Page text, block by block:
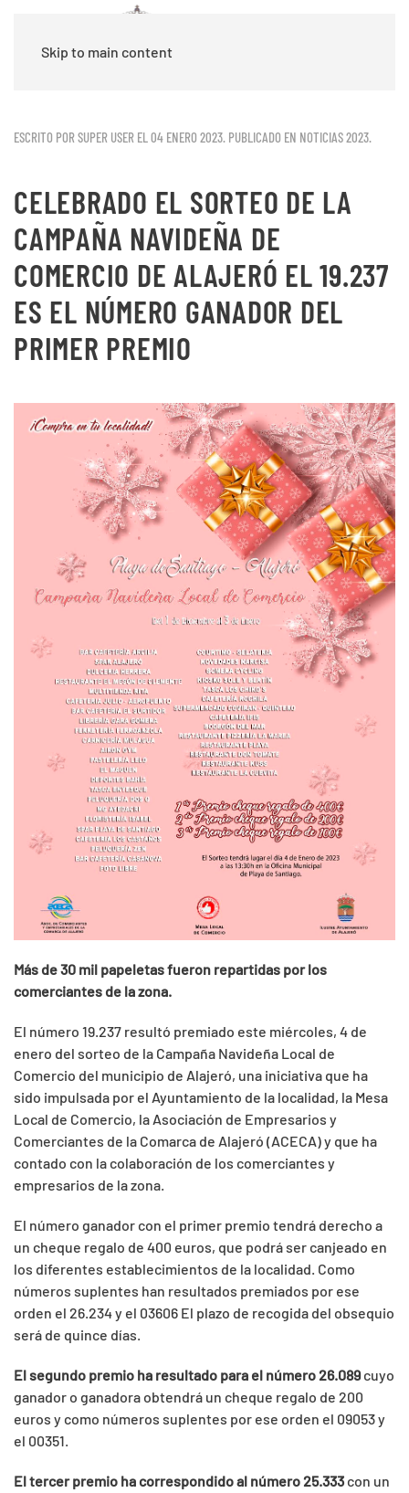
Skip to main content
ESCRITO POR SUPER USER EL04 ENERO 2023. PUBLICADO EN NOTICIAS 2023.
CELEBRADO EL SORTEO DE LA
CAMPAÑA NAVIDEÑA DE
COMERCIO DE ALAJERÓ EL 19.237
ES EL NÚMERO GANADOR DEL
PRIMER PREMIO
Más de 30 mil papeletas fueron repartidas por los
comerciantes de la zona.
El número 19.237 resultó premiado este miércoles, 4 de
enero del sorteo de la Campaña Navideña Local de
Comercio del municipio de Alajeró, una iniciativa que ha
sido impulsada por el Ayuntamiento de la localidad, la Mesa
Local de Comercio, la Asociación de Empresarios y
Comerciantes de la Comarca de Alajeró (ACECA) y que ha
contado con la colaboración de los comerciantes y
empresarios de la zona.
El número ganador con el primer premio tendrá derecho a
un cheque regalo de 400 euros, que podrá ser canjeado en
los diferentes establecimientos de la localidad. Como
números suplentes han resultados premiados por ese
orden el 26.234 y el 03606 El plazo de recogida del obsequio
será de quince días.
El segundo premio ha resultado para el número 26.089cuyo
ganador o ganadora obtendrá un cheque regalo de 200
euros y como números suplentes por ese orden el 09053 y
el 00351.
El tercer premio ha correspondido al número 25.333 con un